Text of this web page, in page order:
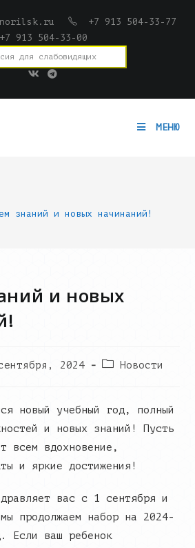
norilsk.ru
+7 913 504-33-77
504-33-00
для слабовидящих
МЕНЮ
знаний и новых начинаний!
и новых
2024
PostНовости
новый учебный год, полный
и новых знаний! Пусть
всем вдохновение,
и яркие достижения!
вас с 1 сентября и
продолжаем набор на 2024-
Если ваш ребенок